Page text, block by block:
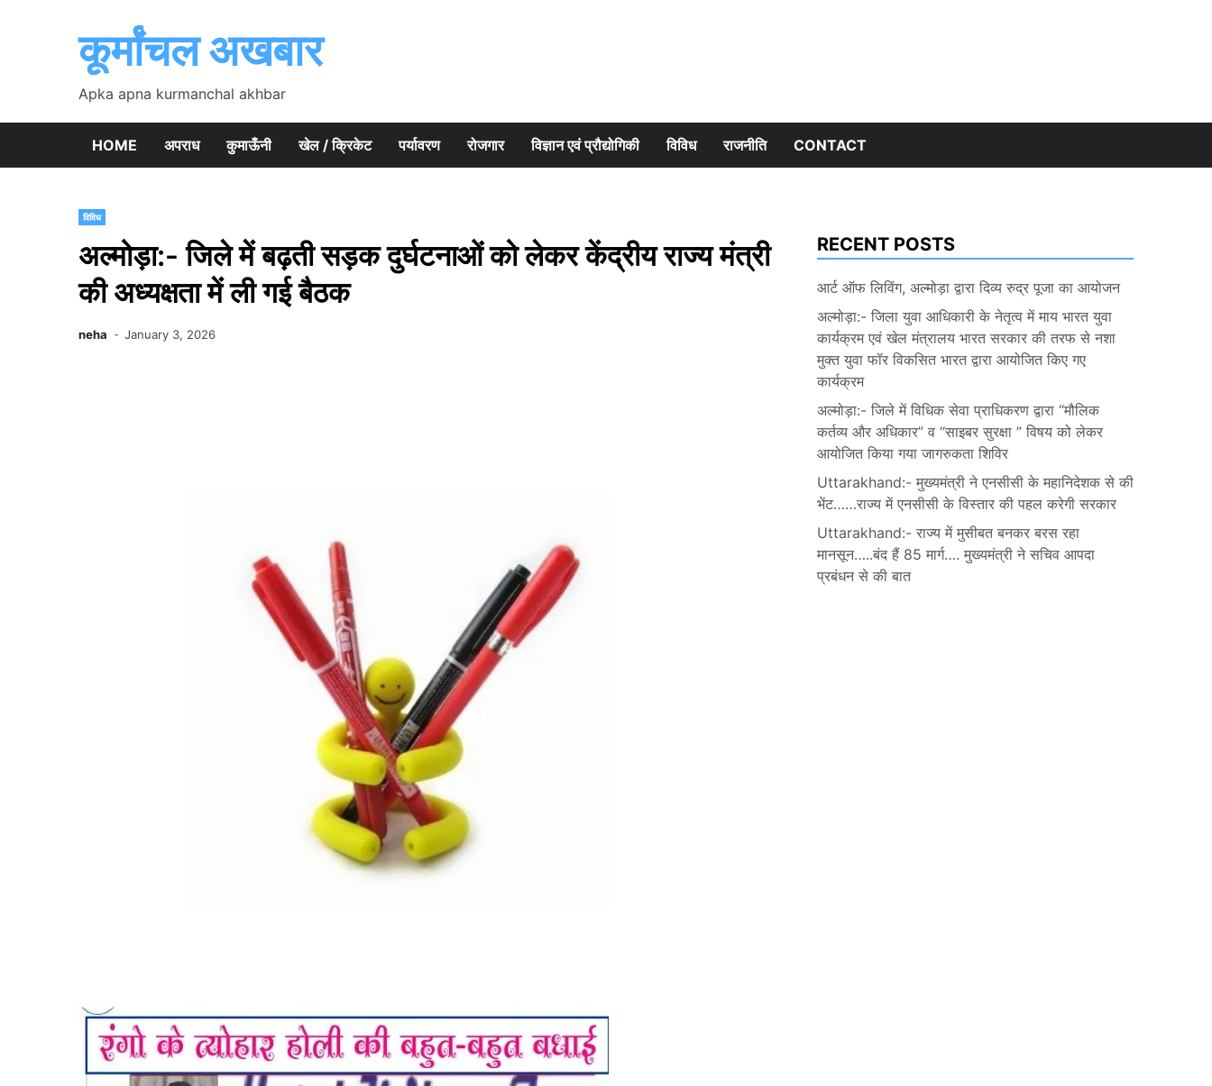
कूर्मांचल अखबार
Apka apna kurmanchal akhbar
HOME अपराध कुमाऊँनी खेल / क्रिकेट पर्यावरण रोजगार विज्ञान एवं प्रौद्योगिकी विविध राजनीति CONTACT
विविध
अल्मोड़ा:- जिले में बढ़ती सड़क दुर्घटनाओं को लेकर केंद्रीय राज्य मंत्री
की अध्यक्षता में ली गई बैठक
neha January 3, 2026
RECENT POSTS
आर्ट ऑफ लिविंग, अल्मोड़ा द्वारा दिव्य रुद्र पूजा का आयोजन
अल्मोड़ा:- जिला युवा आधिकारी के नेतृत्व में माय भारत युवा
कार्यक्रम एवं खेल मंत्रालय भारत सरकार की तरफ से नशा
मुक्त युवा फॉर विकसित भारत द्वारा आयोजित किए गए
कार्यक्रम
अल्मोड़ा:- जिले में विधिक सेवा प्राधिकरण द्वारा “मौलिक
कर्तव्य और अधिकार” व “साइबर सुरक्षा ” विषय को लेकर
आयोजित किया गया जागरुकता शिविर
Uttarakhand:- मुख्यमंत्री ने एनसीसी के महानिदेशक से की
भेंट……राज्य में एनसीसी के विस्तार की पहल करेगी सरकार
Uttarakhand:- राज्य में मुसीबत बनकर बरस रहा
मानसून…..बंद हैं 85 मार्ग…. मुख्यमंत्री ने सचिव आपदा
प्रबंधन से की बात